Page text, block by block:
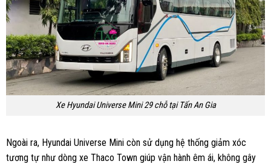
Xe Hyundai Universe Mini 29 chỗ tại Tấn An Gia
Ngoài ra, Hyundai Universe Mini còn sử dụng hệ thống giảm xóc
tương tự như dòng xe Thaco Town giúp vận hành êm ái, không gây